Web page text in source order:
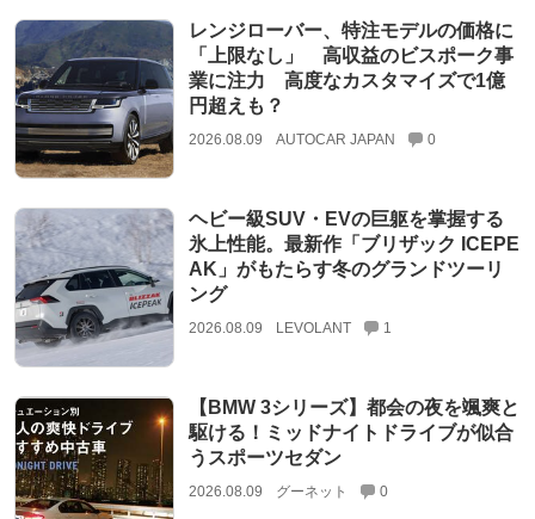
レンジローバー、特注モデルの価格に
「上限なし」 高収益のビスポーク事
業に注力 高度なカスタマイズで1億
円超えも？
2026.08.09 AUTOCAR JAPAN 0
ヘビー級SUV・EVの巨躯を掌握する
氷上性能。最新作「ブリザック ICEPE
AK」がもたらす冬のグランドツーリ
ング
2026.08.09 LEVOLANT 1
【BMW 3シリーズ】都会の夜を颯爽と
駆ける！ミッドナイトドライブが似合
うスポーツセダン
2026.08.09 グーネット 0